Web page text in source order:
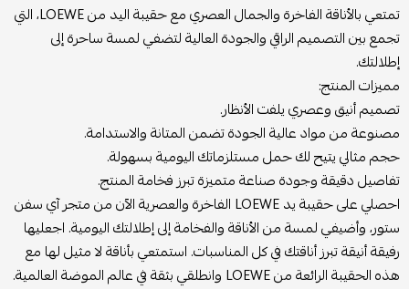
تمتعي بالأناقة الفاخرة والجمال العصري مع حقيبة اليد من LOEWE، التي
تجمع بين التصميم الراقي والجودة العالية لتضفي لمسة ساحرة إلى
إطلالتك.
مميزات المنتج:
تصميم أنيق وعصري يلفت الأنظار.
مصنوعة من مواد عالية الجودة تضمن المتانة والاستدامة.
حجم مثالي يتيح لك حمل مستلزماتك اليومية بسهولة.
تفاصيل دقيقة وجودة صناعة متميزة تبرز فخامة المنتج.
احصلي على حقيبة يد LOEWE الفاخرة والعصرية الآن من متجر آي سفن
ستور، وأضيفي لمسة من الأناقة والفخامة إلى إطلالتك اليومية. اجعليها
رفيقة أنيقة تبرز أناقتك في كل المناسبات. استمتعي بأناقة لا مثيل لها مع
هذه الحقيبة الرائعة من LOEWE وانطلقي بثقة في عالم الموضة العالمية.